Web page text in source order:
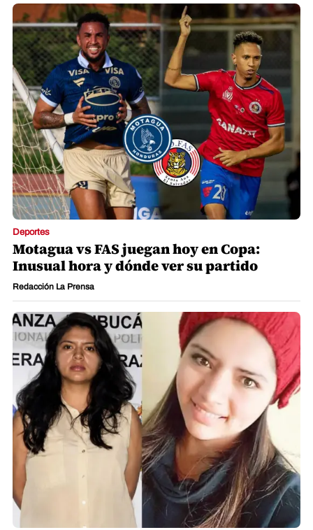
Deportes
Motagua vs FAS juegan hoy en Copa:
Inusual hora y dónde ver su partido
Redacción La Prensa